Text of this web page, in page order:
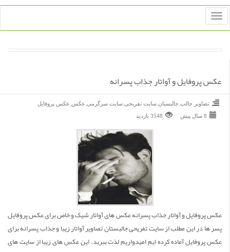
Toggle
navigation
عکس پروفایل و آواتار جذاب پسرانه
تصاویر جالب, جالبستان,سایت تفریحی,سایت سرگرمی, عکس, عکس پروفایل
8 سال پیش
3548 بازديد
عکس پروفایل و آواتار جذاب پسرانه عکس های آواتار شیک و خاص برای عکس پروفایل
پسر ها در این مطلب از سایت تفریحی جالبستان تصاویر آواتار زیبا و جذاب پسرانه برای
عکس پروفایل آماده کرده ایم امیدواریم لذت ببرید. این عکس های زیبا از سایت های